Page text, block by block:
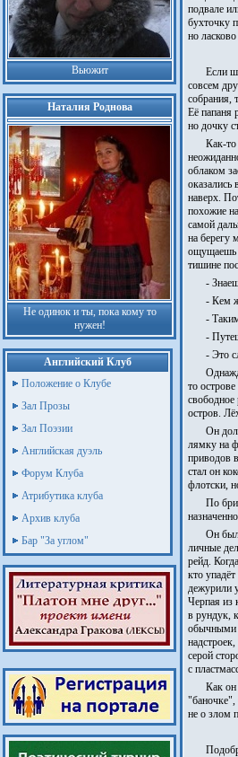
Вьюжит
Наталия Роднова
Не одинок и ты, пока кому то
нужен!
Английский Клуб
Положение о Клубе
Зал Прозы
Зал Поэзии
Английская дуэль
Форум Клуба
Атрибутика клуба
Архив клуба
Бар "За углом"
подвале
бухточку
но
Если
совсем
собрания,
Её папаня
но дочку
Как-
облаком
наверх.
похожие
самой
на берегу
ощущаешь
тишине
-
- Кем
-
-
- Это
то
свободное
остров.
Он
лямку на
приводов
стал он
флотски,
По
Он был
личные
рейд.
кто
дежурили
Черпая из
в рундук,
обычными
серой
с
Как он
"баночке",
не о злом